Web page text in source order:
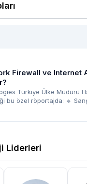
Firewall ve Internet
Türkiye Ülke Müdürü
bu özel röportajda: 🔹
Liderleri